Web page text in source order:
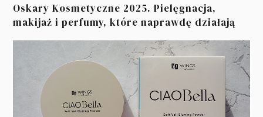
Oskary Kosmetyczne 2025. Pielęgnacja,
makijaż i perfumy, które naprawdę działają